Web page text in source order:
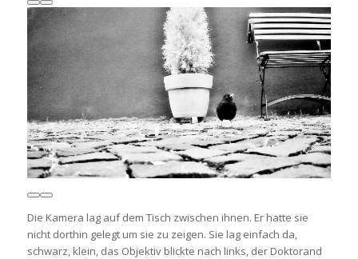
Die Kamera lag auf dem Tisch zwischen ihnen. Er hatte sie
nicht dorthin gelegt um sie zu zeigen. Sie lag einfach da,
schwarz, klein, das Objektiv blickte nach links, der Doktorand